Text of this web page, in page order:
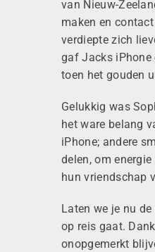
van Nieuw-
maken en
verdiepte zich
gaf Jacks iPhone
toen het gouden
Gelukkig was
het ware belang
iPhone; andere
delen, om
hun vriendschap
Laten we je nu
op reis gaat.
onopgemerkt